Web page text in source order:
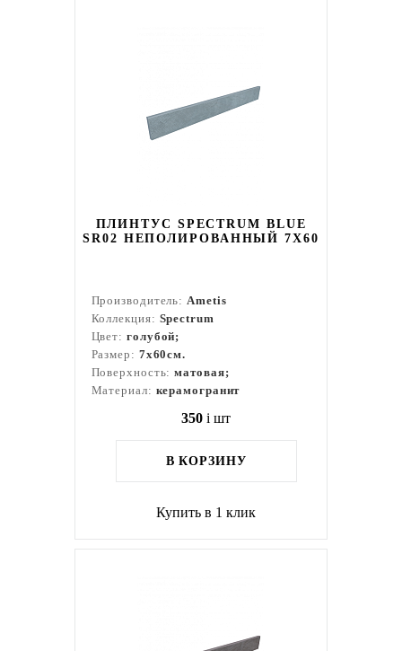
ПЛИНТУС SPECTRUM BLUE
SR02 НЕПОЛИРОВАННЫЙ 7X60
Производитель:Ametis
Коллекция: Spectrum
Цвет: голубой;
Размер: 7x60см.
Поверхность:матовая;
Материал: керамогранит
350 i шт
В КОРЗИНУ
Купить в 1 клик